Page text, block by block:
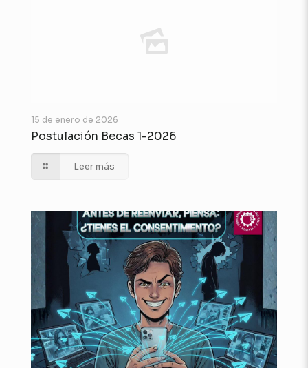
15 de enero de 2026
Postulación Becas 1-2026
Leer más